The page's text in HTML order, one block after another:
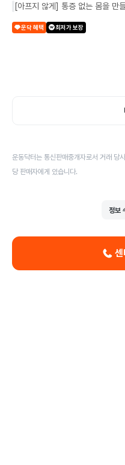
[아프지 않게] 통증 없는 몸을 만
운닥 혜택 최저가 보장
운동닥터는 통신판매중개자로서 거래 당
당 판매자에게 있습니다.
정보
센